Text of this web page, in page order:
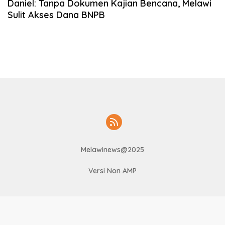
Daniel: Tanpa Dokumen Kajian Bencana, Melawi
Sulit Akses Dana BNPB
Melawinews@2025
Versi Non AMP